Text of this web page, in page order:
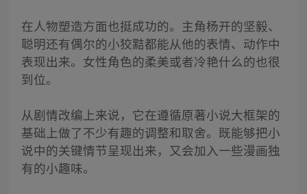
在人物塑造方面也挺成功的。主角杨开的坚毅、
聪明还有偶尔的小狡黠都能从他的表情、动作中
表现出来。女性角色的柔美或者冷艳什么的也很
到位。
从剧情改编上来说，它在遵循原著小说大框架的
基础上做了不少有趣的调整和取舍。既能够把小
说中的关键情节呈现出来，又会加入一些漫画独
有的小趣味。